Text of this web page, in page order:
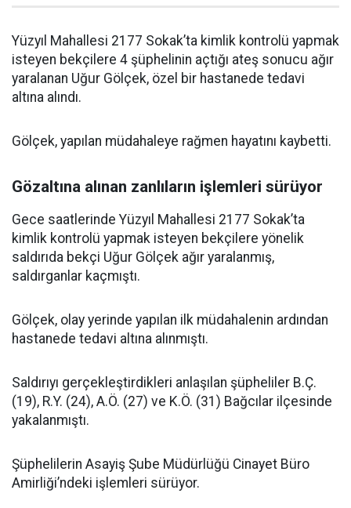
Yüzyıl Mahallesi 2177 Sokak’ta kimlik kontrolü yapmak
isteyen bekçilere 4 şüphelinin açtığı ateş sonucu ağır
yaralanan Uğur Gölçek, özel bir hastanede tedavi
altına alındı.
Gölçek, yapılan müdahaleye rağmen hayatını kaybetti.
Gözaltına alınan zanlıların işlemleri sürüyor
Gece saatlerinde Yüzyıl Mahallesi 2177 Sokak’ta
kimlik kontrolü yapmak isteyen bekçilere yönelik
saldırıda bekçi Uğur Gölçek ağır yaralanmış,
saldırganlar kaçmıştı.
Gölçek, olay yerinde yapılan ilk müdahalenin ardından
hastanede tedavi altına alınmıştı.
Saldırıyı gerçekleştirdikleri anlaşılan şüpheliler B.Ç.
(19), R.Y. (24), A.Ö. (27) ve K.Ö. (31) Bağcılar ilçesinde
yakalanmıştı.
Şüphelilerin Asayiş Şube Müdürlüğü Cinayet Büro
Amirliği’ndeki işlemleri sürüyor.